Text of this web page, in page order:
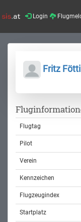
Login
Fritz
Flugtag
Pilot
Verein
Kennzeichen
Flugzeugindex
Startplatz